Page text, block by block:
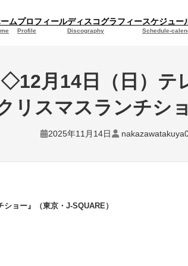
ムプロフィール
Profile
ディスコグラフィー
Discography
スケジュー
Schedule-
月14日（日）テ
リスマスランチシ
2025年11月14日
ョー』（東京・J-SQUARE）